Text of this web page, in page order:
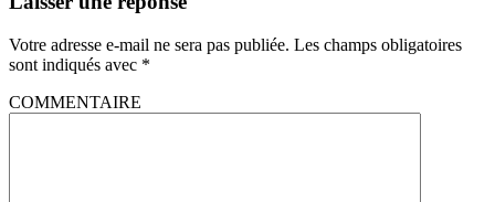
Votre adresse e-mail ne sera pas publiée. Les champs obligatoires
sont indiqués avec *
COMMENTAIRE